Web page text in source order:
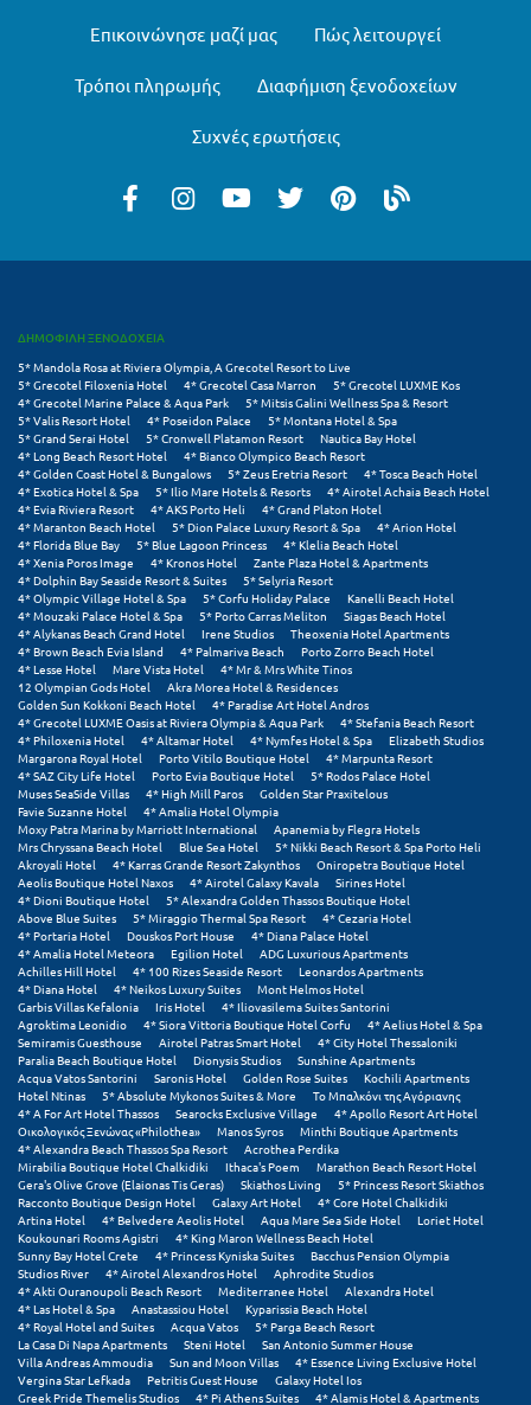
Σέρρες
Σκόπελος
Σκύρος
Σούνιο
Σπάρτη
Σπέτσες
Σποράδες
Σύβοτα
Σύμη
Σύρος
Σχοινούσα
Τ
Τζουμέρκα
Τήνος
Τολό
Τριζόνια Φωκίδος
Τρίκαλα
Τρίκαλα Κορινθίας
Τρίπολη
Τυρός
Υ
Ύδρα
Φ
Επικοινώνησε μαζί μας Πώς λειτουργεί
Τρόποι πληρωμής Διαφήμιση ξενοδοχείων
Συχνές ερωτήσεις
ΔΗΜΟΦΙΛΗ ΞΕΝΟΔΟΧΕΙΑ
5* Mandola Rosa at Riviera Olympia, A Grecotel Resort to Live
5* Grecotel Filoxenia Hotel
4* Grecotel Casa Marron
5* Grecotel LUXME Kos
4* Grecotel Marine Palace & Aqua Park
5* Mitsis Galini Wellness Spa & Resort
5* Valis Resort Hotel
4* Poseidon Palace
5* Montana Hotel & Spa
5* Grand Serai Hotel
5* Cronwell Platamon Resort
Nautica Bay Hotel
4* Long Beach Resort Hotel
4* Bianco Olympico Beach Resort
4* Golden Coast Hotel & Bungalows
5* Zeus Eretria Resort
4* Tosca Beach Hotel
4* Exotica Hotel & Spa
5* Ilio Mare Hotels & Resorts
4* Airotel Achaia Beach Hotel
4* Evia Riviera Resort
4* AKS Porto Heli
4* Grand Platon Hotel
4* Maranton Beach Hotel
5* Dion Palace Luxury Resort & Spa
4* Arion Hotel
4* Florida Blue Bay
5* Blue Lagoon Princess
4* Klelia Beach Hotel
4* Xenia Poros Image
4* Kronos Hotel
Zante Plaza Hotel & Apartments
4* Dolphin Bay Seaside Resort & Suites
5* Selyria Resort
4* Olympic Village Hotel & Spa
5* Corfu Holiday Palace
Kanelli Beach Hotel
4* Mouzaki Palace Hotel & Spa
5* Porto Carras Meliton
Siagas Beach Hotel
4* Alykanas Beach Grand Hotel
Irene Studios
Theoxenia Hotel Apartments
4* Brown Beach Evia Island
4* Palmariva Beach
Porto Zorro Beach Hotel
4* Lesse Hotel
Mare Vista Hotel
4* Mr & Mrs White Tinos
12 Olympian Gods Hotel
Akra Morea Hotel & Residences
Golden Sun Kokkoni Beach Hotel
4* Paradise Art Hotel Andros
4* Grecotel LUXME Oasis at Riviera Olympia & Aqua Park
4* Stefania Beach Resort
4* Philoxenia Hotel
4* Altamar Hotel 4* Nymfes Hotel & Spa
Elizabeth Studios
Margarona Royal Hotel
Porto Vitilo Boutique Hotel
4* Marpunta Resort
4* SAZ City Life Hotel
Porto Evia Boutique Hotel
5* Rodos Palace Hotel
Muses SeaSide Villas
4* High Mill Paros
Golden Star Praxitelous
Favie Suzanne Hotel
4* Amalia Hotel Olympia
Moxy Patra Marina by Marriott International
Apanemia by Flegra Hotels
Mrs Chryssana Beach Hotel
Blue Sea Hotel
5* Nikki Beach Resort & Spa Porto Heli
Akroyali Hotel
4* Karras Grande Resort Zakynthos
Oniropetra Boutique Hotel
Aeolis Boutique Hotel Naxos
4* Airotel Galaxy Kavala
Sirines Hotel
4* Dioni Boutique Hotel
5* Alexandra Golden Thassos Boutique Hotel
Above Blue Suites
5* Miraggio Thermal Spa Resort
4* Cezaria Hotel
4* Portaria Hotel
Douskos Port House
4* Diana Palace Hotel
4* Amalia Hotel Meteora
Egilion Hotel
ADG Luxurious Apartments
Achilles Hill Hotel
4* 100 Rizes Seaside Resort
Leonardos Apartments
4* Diana Hotel
4* Neikos Luxury Suites
Mont Helmos Hotel
Garbis Villas Kefalonia
Iris Hotel
4* Iliovasilema Suites Santorini
Agroktima Leonidio
4* Siora Vittoria Boutique Hotel Corfu
4* Aelius Hotel & Spa
Semiramis Guesthouse
Airotel Patras Smart Hotel
4* City Hotel Thessaloniki
Paralia Beach Boutique Hotel
Dionysis Studios
Sunshine Apartments
Acqua Vatos Santorini
Saronis Hotel Golden Rose Suites
Kochili Apartments
Hotel Ntinas
5* Absolute Mykonos Suites & More
Το Μπαλκόνι της Αγόριανης
4* A For Art Hotel Thassos
Searocks Exclusive Village
4* Apollo Resort Art Hotel
Οικολογικός Ξενώνας «Philothea»
Manos Syros
Minthi Boutique Apartments
4* Alexandra Beach Thassos Spa Resort
Acrothea Perdika
Mirabilia Boutique Hotel Chalkidiki
Ithaca's Poem
Marathon Beach Resort Hotel
Gera's Olive Grove (Elaionas Tis Geras)
Skiathos Living
5* Princess Resort Skiathos
Racconto Boutique Design Hotel
Galaxy Art Hotel
4* Core Hotel Chalkidiki
Artina Hotel
4* Belvedere Aeolis Hotel Aqua Mare Sea Side Hotel
Loriet Hotel
Koukounari Rooms Agistri
4* King Maron Wellness Beach Hotel
Sunny Bay Hotel Crete
4* Princess Kyniska Suites
Bacchus Pension Olympia
Studios River
4* Airotel Alexandros Hotel
Aphrodite Studios
4* Akti Ouranoupoli Beach Resort
Mediterranee Hotel
Alexandra Hotel
4* Las Hotel & Spa
Anastassiou Hotel
Kyparissia Beach Hotel
4* Royal Hotel and Suites
Acqua Vatos
5* Parga Beach Resort
La Casa Di Napa Apartments
Steni Hotel
San Antonio Summer House
Villa Andreas Ammoudia
Sun and Moon Villas
4* Essence Living Exclusive Hotel
Vergina Star Lefkada
Petritis Guest House
Galaxy Hotel Ios
Greek Pride Themelis Studios
4* Pi Athens Suites
4* Alamis Hotel & Apartments